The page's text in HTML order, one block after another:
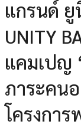
แกรนด์ ยู
UNITY
แคมเปญ
ภาระคน
โครงกา